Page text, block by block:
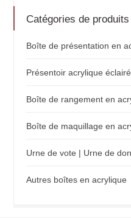
Catégories de produits
Boîte de présentation en
Présentoir acrylique éclairé
Boîte de rangement en
Boîte de maquillage en
Urne de vote | Urne de don
Autres boîtes en acrylique